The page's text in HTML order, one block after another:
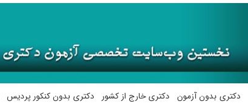
دکتری بدون آزمون دکتری خارج از کشور دکتری بدون کنکور پردیس